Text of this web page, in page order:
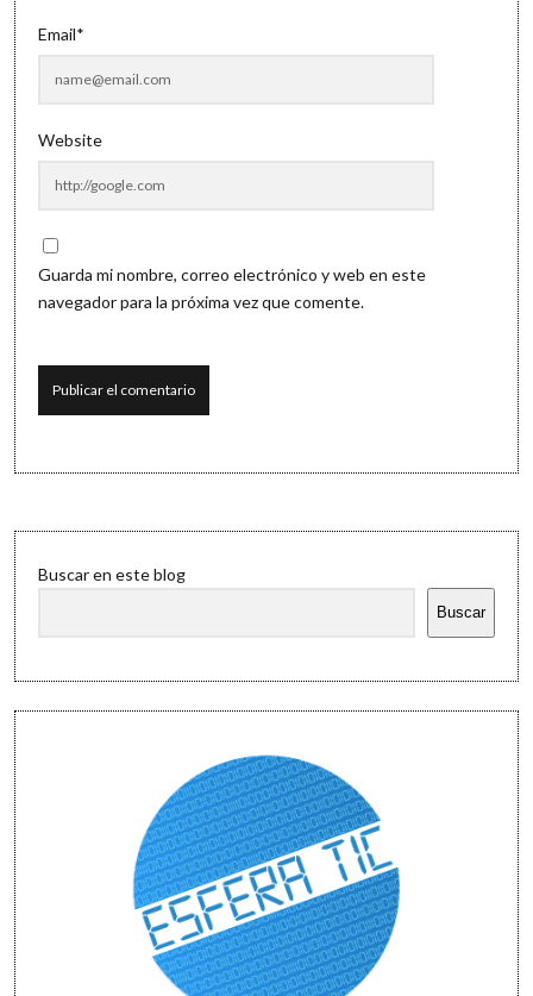
Email*
Website
Guarda mi nombre, correo electrónico y web en este
navegador para la próxima vez que comente.
Sidebar
Buscar en este blog
Buscar